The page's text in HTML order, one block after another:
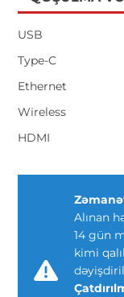
USB
Type-C
Ethernet
Wireless
HDMI
Alınan
14 gün
kimi